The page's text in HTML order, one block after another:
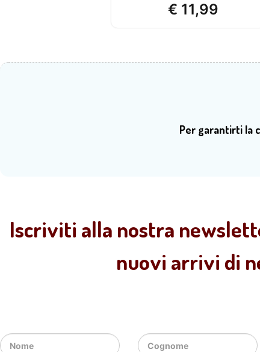
€ 11,99
Per garantirti la
Iscriviti alla nostra
nuovi arrivi di